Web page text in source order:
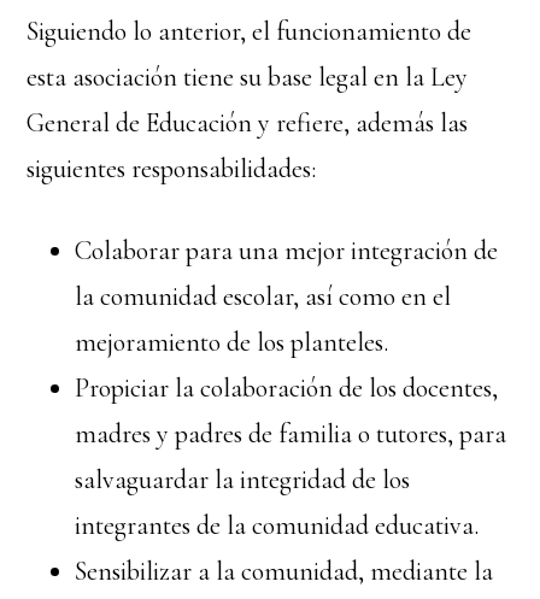
Siguiendo lo anterior, el funcionamiento de
esta asociación tiene su base legal en la Ley
General de Educación y refiere, además las
siguientes responsabilidades:
Colaborar para una mejor integración de
la comunidad escolar, así como en el
mejoramiento de los planteles.
Propiciar la colaboración de los docentes,
madres y padres de familia o tutores, para
salvaguardar la integridad de los
integrantes de la comunidad educativa.
Sensibilizar a la comunidad, mediante la